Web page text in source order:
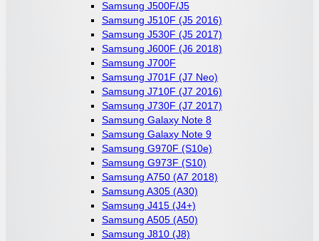
Samsung J500F/J5
Samsung J510F (J5 2016)
Samsung J530F (J5 2017)
Samsung J600F (J6 2018)
Samsung J700F
Samsung J701F (J7 Neo)
Samsung J710F (J7 2016)
Samsung J730F (J7 2017)
Samsung Galaxy Note 8
Samsung Galaxy Note 9
Samsung G970F (S10e)
Samsung G973F (S10)
Samsung A750 (A7 2018)
Samsung A305 (A30)
Samsung J415 (J4+)
Samsung A505 (A50)
Samsung J810 (J8)